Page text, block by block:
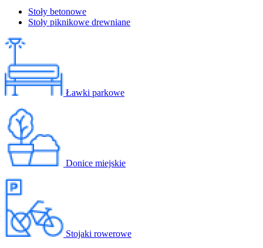
Stoły betonowe
Stoły piknikowe drewniane
Ławki parkowe
Donice miejskie
Stojaki rowerowe